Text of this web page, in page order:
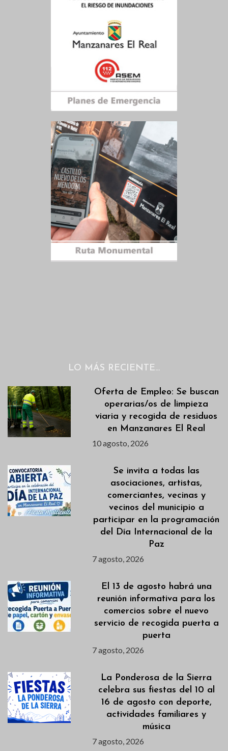
LO MÁS RECIENTE…
Oferta de Empleo: Se buscan
operarias/os de limpieza
viaria y recogida de residuos
en Manzanares El Real
10 agosto, 2026
Se invita a todas las
asociaciones, artistas,
comerciantes, vecinas y
vecinos del municipio a
participar en la programación
del Día Internacional de la
Paz
7 agosto, 2026
El 13 de agosto habrá una
reunión informativa para los
comercios sobre el nuevo
servicio de recogida puerta a
puerta
7 agosto, 2026
La Ponderosa de la Sierra
celebra sus fiestas del 10 al
16 de agosto con deporte,
actividades familiares y
música
7 agosto, 2026